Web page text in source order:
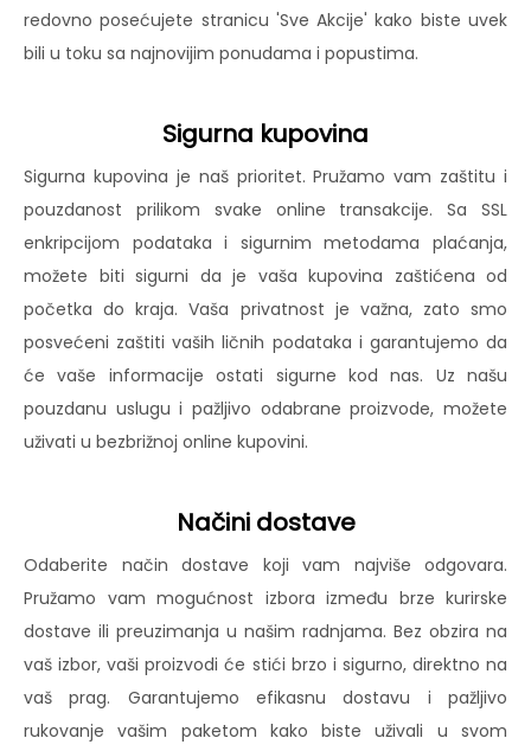
redovno posećujete stranicu 'Sve Akcije' kako biste uvek
bili u toku sa najnovijim ponudama i popustima.
Sigurna kupovina
Sigurna kupovina je naš prioritet. Pružamo vam zaštitu i
pouzdanost prilikom svake online transakcije. Sa SSL
enkripcijom podataka i sigurnim metodama plaćanja,
možete biti sigurni da je vaša kupovina zaštićena od
početka do kraja. Vaša privatnost je važna, zato smo
posvećeni zaštiti vaših ličnih podataka i garantujemo da
će vaše informacije ostati sigurne kod nas. Uz našu
pouzdanu uslugu i pažljivo odabrane proizvode, možete
uživati u bezbrižnoj online kupovini.
Načini dostave
Odaberite način dostave koji vam najviše odgovara.
Pružamo vam mogućnost izbora između brze kurirske
dostave ili preuzimanja u našim radnjama. Bez obzira na
vaš izbor, vaši proizvodi će stići brzo i sigurno, direktno na
vaš prag. Garantujemo efikasnu dostavu i pažljivo
rukovanje vašim paketom kako biste uživali u svom